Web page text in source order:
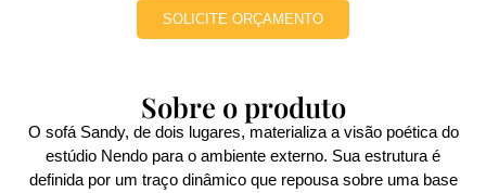
SOLICITE ORÇAMENTO
Sobre o produto
O sofá Sandy, de dois lugares, materializa a visão poética do
estúdio Nendo para o ambiente externo. Sua estrutura é
definida por um traço dinâmico que repousa sobre uma base